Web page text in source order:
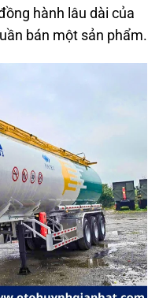
hành lâu dài của
bán một sản phẩm.